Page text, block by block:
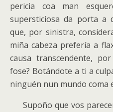
pericia coa man
supersticiosa da porta a
que, por sinistra,
miña cabeza prefería a
causa transcendente,
fose? Botándote a ti a
ninguén nun mundo coma
Supoño que vos